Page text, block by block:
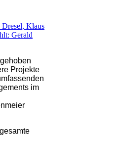
Dresel, Klaus
Gerald
Projekte
im